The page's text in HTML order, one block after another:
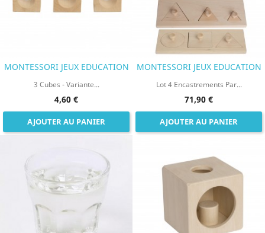
MONTESSORI JEUX EDUCATION
3 Cubes - Variante...
4,60 €
AJOUTER AU PANIER
MONTESSORI JEUX EDUCATION
Lot 4 Encastrements Par...
71,90 €
AJOUTER AU PANIER